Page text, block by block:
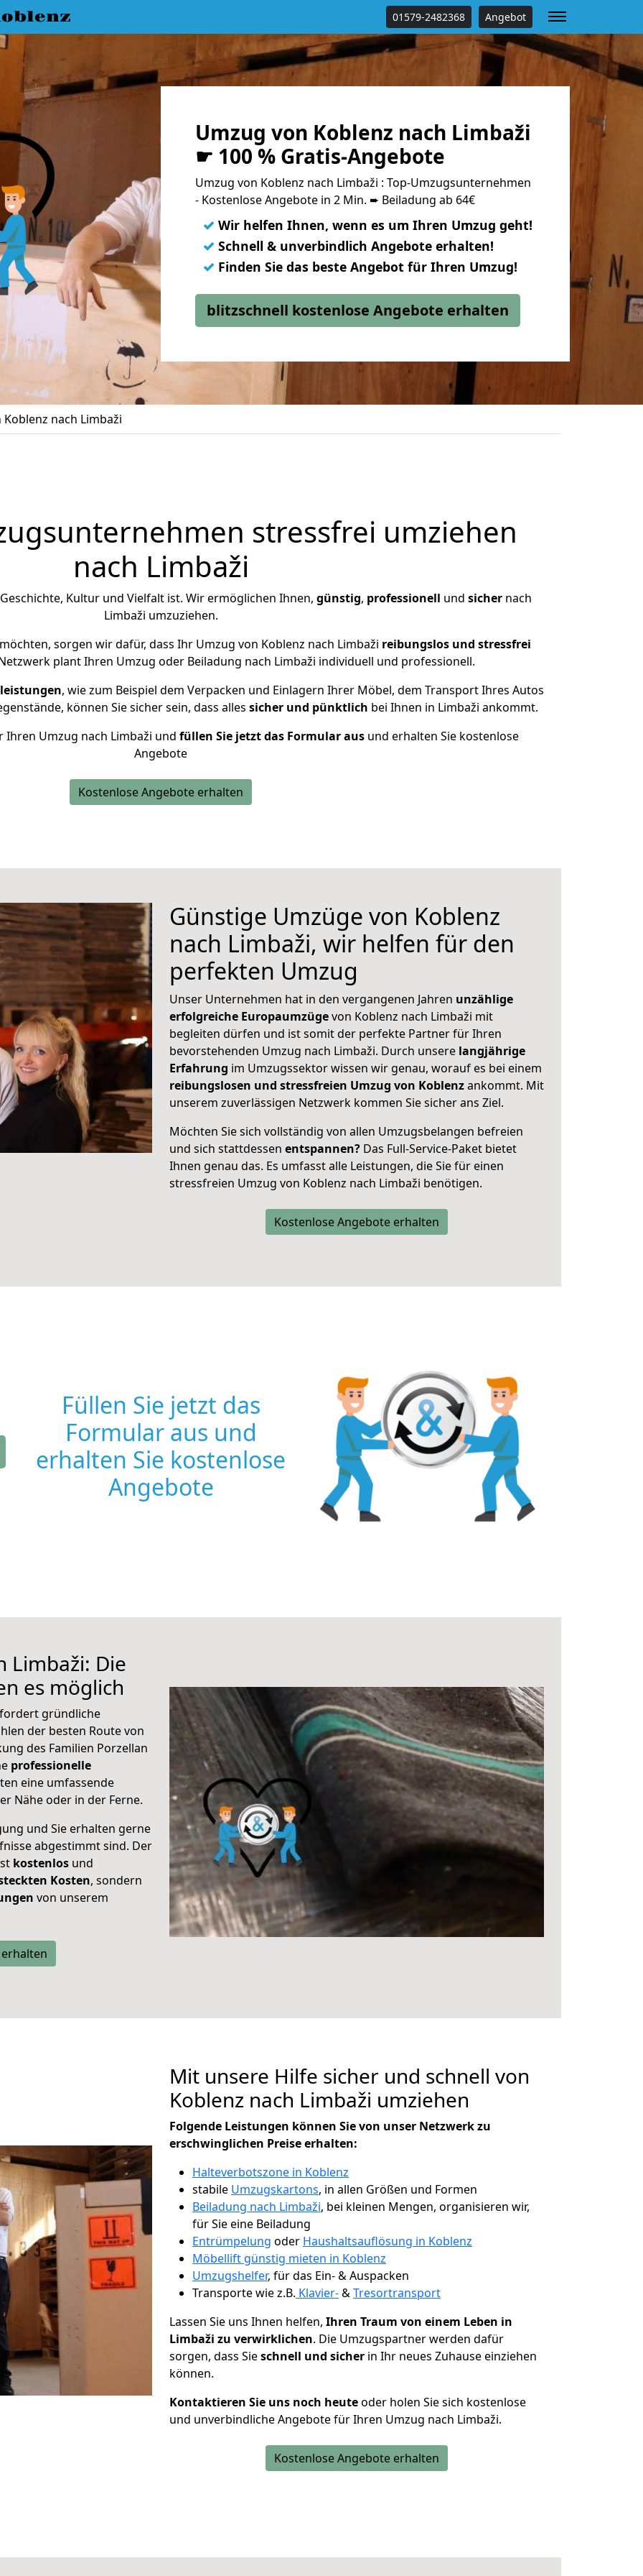
01579-2482368 Angebot
Umzug von Koblenz nach Limbaži
☛ 100 % Gratis-Angebote
Umzug von Koblenz nach Limbaži : Top-Umzugsunternehmen
- Kostenlose Angebote in 2 Min. ➨ Beiladung ab 64€
✓ Wir helfen Ihnen, wenn es um Ihren Umzug geht!
✓ Schnell & unverbindlich Angebote erhalten!
✓ Finden Sie das beste Angebot für Ihren Umzug!
blitzschnell kostenlose Angebote erhalten
nach Limbaži
stressfrei umziehen
nach Limbaži
Kultur und Vielfalt ist. Wir ermöglichen Ihnen, günstig, professionell und sicher nach
Limbaži umzuziehen.
sorgen wir dafür, dass Ihr Umzug von Koblenz nach Limbaži reibungslos und stressfrei
plant Ihren Umzug oder Beiladung nach Limbaži individuell und professionell.
, wie zum Beispiel dem Verpacken und Einlagern Ihrer Möbel, dem Transport Ihres Autos
können Sie sicher sein, dass alles sicher und pünktlich bei Ihnen in Limbaži ankommt.
Ihren Umzug nach Limbaži und füllen Sie jetzt das Formular aus und erhalten Sie kostenlose
Angebote
Kostenlose Angebote erhalten
Günstige Umzüge von Koblenz
nach Limbaži, wir helfen für den
perfekten Umzug
Unser Unternehmen hat in den vergangenen Jahren unzählige
erfolgreiche Europaumzügevon Koblenz nach Limbaži mit
begleiten dürfen und ist somit der perfekte Partner für Ihren
bevorstehenden Umzug nach Limbaži. Durch unsere langjährige
Erfahrung im Umzugssektor wissen wir genau, worauf es bei einem
reibungslosen und stressfreien Umzug von Koblenzankommt. Mit
unserem zuverlässigen Netzwerk kommen Sie sicher ans Ziel.
Möchten Sie sich vollständig von allen Umzugsbelangen befreien
und sich stattdessen entspannen? Das Full-Service-Paket bietet
Ihnen genau das. Es umfasst alle Leistungen, die Sie für einen
stressfreien Umzug von Koblenz nach Limbaži benötigen.
Kostenlose Angebote erhalten
Füllen Sie jetzt das
Formular aus und
erhalten Sie kostenlose
Angebote
Limbaži: Die
es möglich
gründliche
der besten Route von
des Familien Porzellan
professionelle
eine umfassende
Nähe oder in der Ferne.
und Sie erhalten gerne
abgestimmt sind. Der
kostenlos und
Kosten, sondern
von unserem
Mit unsere Hilfe sicher und schnell von
Koblenz nach Limbaži umziehen
Folgende Leistungen können Sie von unser Netzwerk zu
erschwinglichen Preise erhalten:
Halteverbotszone in Koblenz
stabile Umzugskartons, in allen Größen und Formen
Beiladung nach Limbaži, bei kleinen Mengen, organisieren wir,
für Sie eine Beiladung
Entrümpelung oder Haushaltsauflösung in Koblenz
Möbellift günstig mieten in Koblenz
Umzugshelfer, für das Ein- & Auspacken
Transporte wie z.B. Klavier-&Tresortransport
Lassen Sie uns Ihnen helfen, Ihren Traum von einem Leben in
Limbaži zu verwirklichen. Die Umzugspartner werden dafür
sorgen, dass Sieschnell und sicher in Ihr neues Zuhause einziehen
können.
Kontaktieren Sie uns noch heuteoder holen Sie sich kostenlose
und unverbindliche Angebote für Ihren Umzug nach Limbaži.
Kostenlose Angebote erhalten